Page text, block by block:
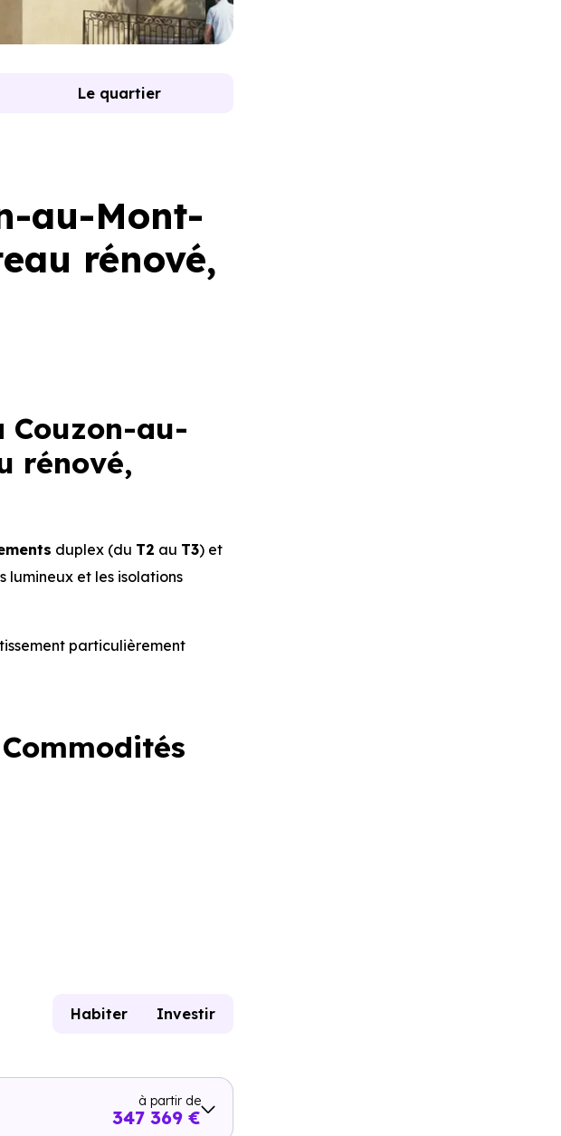
au-Mont-
rénové,
Le quartier
Couzon-au-
rénové,
duplex (du T2 au T3) et
lumineux et les isolations
particulièrement
Habiter Investir
à partir de
347 369 €